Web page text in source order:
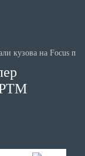
кузова на Focus